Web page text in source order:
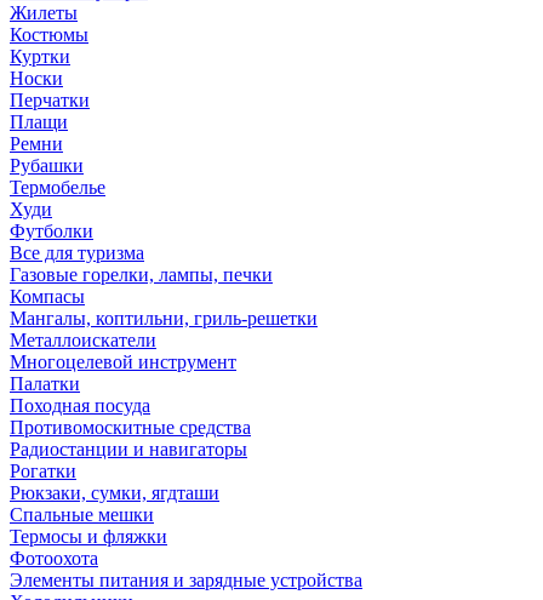
Жилеты
Костюмы
Куртки
Носки
Перчатки
Плащи
Ремни
Рубашки
Термобелье
Худи
Футболки
Все для туризма
Газовые горелки, лампы, печки
Компасы
Мангалы, коптильни, гриль-решетки
Металлоискатели
Многоцелевой инструмент
Палатки
Походная посуда
Противомоскитные средства
Радиостанции и навигаторы
Рогатки
Рюкзаки, сумки, ягдташи
Спальные мешки
Термосы и фляжки
Фотоохота
Элементы питания и зарядные устройства